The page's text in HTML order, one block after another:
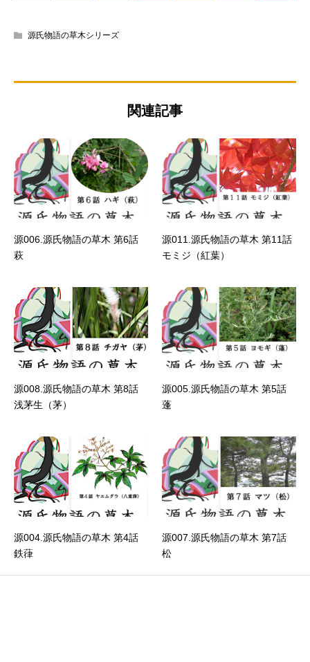
源氏物語の草木シリーズ
関連記事
源006.源氏物語の草木 第6話
萩
源011.源氏物語の草木 第11話
モミジ（紅葉）
源008.源氏物語の草木 第8話
浅茅生（茅）
源005.源氏物語の草木 第5話
蓬
源004.源氏物語の草木 第4話
鉄葎
源007.源氏物語の草木 第7話
松